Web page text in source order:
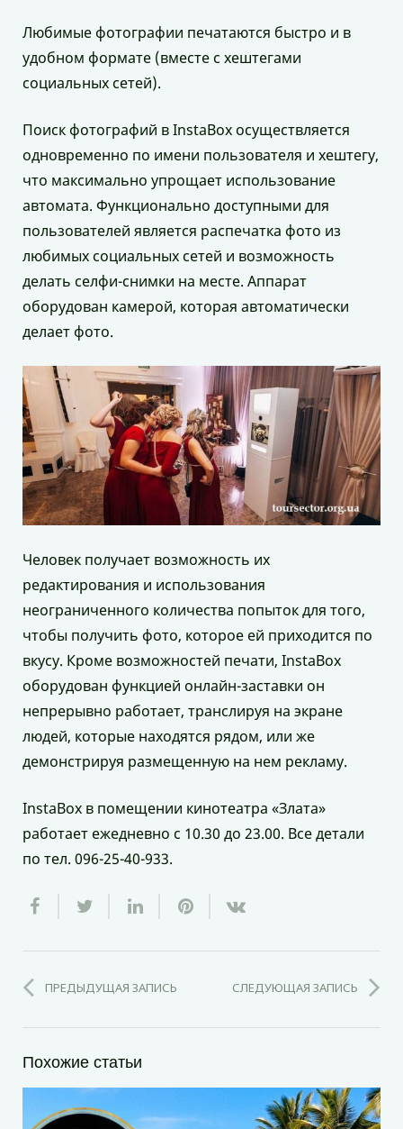
Любимые фотографии печатаются быстро и в
удобном формате (вместе с хештегами
социальных сетей).
Поиск фотографий в InstaBox осуществляется
одновременно по имени пользователя и хештегу,
что максимально упрощает использование
автомата. Функционально доступными для
пользователей является распечатка фото из
любимых социальных сетей и возможность
делать селфи-снимки на месте. Аппарат
оборудован камерой, которая автоматически
делает фото.
Человек получает возможность их
редактирования и использования
неограниченного количества попыток для того,
чтобы получить фото, которое ей приходится по
вкусу. Кроме возможностей печати, InstaBox
оборудован функцией онлайн-заставки он
непрерывно работает, транслируя на экране
людей, которые находятся рядом, или же
демонстрируя размещенную на нем рекламу.
InstaBox в помещении кинотеатра «Злата»
работает ежедневно с 10.30 до 23.00. Все детали
по тел. 096-25-40-933.
ПРЕДЫДУЩАЯ ЗАПИСЬ СЛЕДУЮЩАЯ ЗАПИСЬ
Похожие статьи